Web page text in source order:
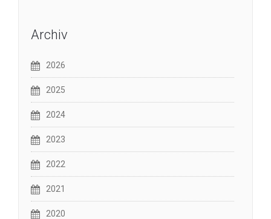
Archiv
2026
2025
2024
2023
2022
2021
2020